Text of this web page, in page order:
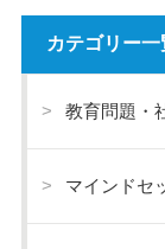
カテゴリー一
教育問題・
マインドセ